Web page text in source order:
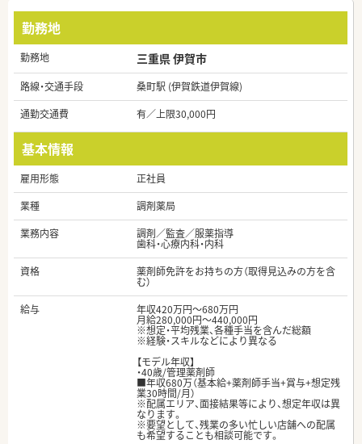
勤務地
勤務地 三重県 伊賀市
路線・交通手段
桑町駅 (伊賀鉄道伊賀線)
通勤交通費
有／上限30,000円
基本情報
雇用形態
正社員
業種
調剤薬局
業務内容
調剤／監査／服薬指導
歯科・心療内科・内科
資格
薬剤師免許をお持ちの方（取得見込みの方を含
む）
給与
年収420万円～680万円
月給280,000円～440,000円
※想定・平均残業、各種手当を含んだ総額
※経験・スキルなどにより異なる
【モデル年収】
・40歳/管理薬剤師
■年収680万（基本給+薬剤師手当+賞与+想定残
業30時間/月）
※配属エリア、面接結果等により、想定年収は異
なります。
※要望として、残業の多い忙しい店舗への配属
も希望することも相談可能です。